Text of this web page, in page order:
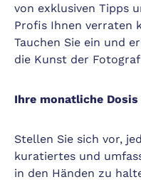
von exklusiven Tipps
Profis Ihnen verraten
Tauchen Sie ein und
die Kunst der
Ihre monatliche
Stellen Sie sich vor,
kuratiertes und
in den Händen zu